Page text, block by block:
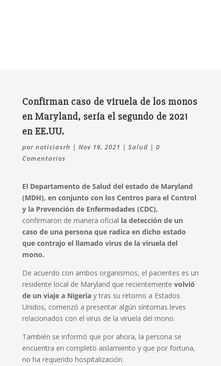
Confirman caso de viruela de los monos
en Maryland, sería el segundo de 2021
en EE.UU.
por noticiasrh | Nov 19, 2021 | Salud | 0
Comentarios
El Departamento de Salud del estado de Maryland
(MDH), en conjunto con los Centros para el Control
y la Prevención de Enfermedades (CDC),
confirmaron de manera oficial la detección de un
caso de una persona que radica en dicho estado
que contrajo el llamado virus de la viruela del
mono.
De acuerdo con ambos organismos, el pacientes es un
residente local de Maryland que recientemente volvió
de un viaje a Nigeriay tras su retorno a Estados
Unidos, comenzó a presentar algún síntomas leves
relacionados con el virus de la viruela del mono.
También se informó que por ahora, la persona se
encuentra en completo aislamiento y que por fortuna,
no ha requerido hospitalización.